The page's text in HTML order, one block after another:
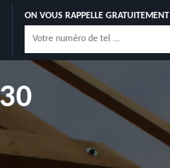
ON VOUS RAPPELLE GRATUITEMENT